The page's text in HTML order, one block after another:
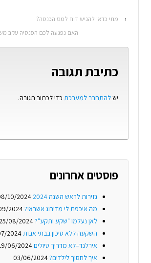
‹
מתי כדאי להגיש דוח למס הכנסה?
האם נפגעה לכם הפנסיה עקב
כתיבת תגובה
ישלהתחבר למערכת כדי לכתוב תגובה.
פוסטים אחרונים
גזירות לראש השנה 2024
10/2024
מה איכפת לי מדירוג אשראי?2024
לאן נעלמו "שקע ותקע"?25/08/2024
השקעה ללא סיכון בבתי אבות2024
אירלנד–לא מדריך טיולים06/2024
איך לחסוך לילדים?03/06/2024